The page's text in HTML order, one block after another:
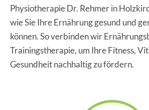
Physiotherapie Dr. Rehmer in
wie Sie Ihre Ernährung gesund und
können. So verbinden wir
Trainingstherapie, um Ihre Fitness,
Gesundheit nachhaltig zu fördern.